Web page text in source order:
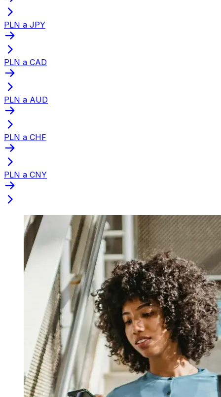
PLN a JPY
PLN a CAD
PLN a AUD
PLN a CHF
PLN a CNY